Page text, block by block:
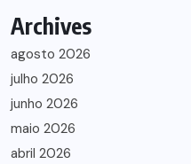
Archives
agosto 2026
julho 2026
junho 2026
maio 2026
abril 2026